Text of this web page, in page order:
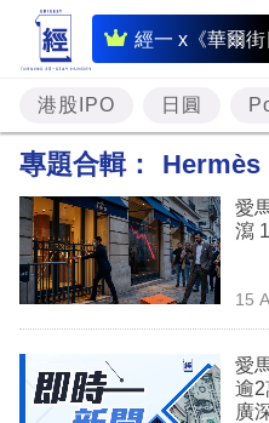
經一 x《華爾街
即
時
財
經
題
投
資
港股IPO 日圓
專題合輯： Hermès
愛
瀉
15
愛
逾
廣